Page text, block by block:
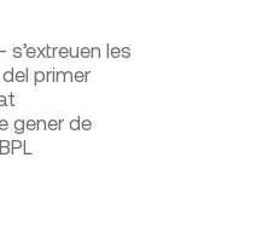
les
primer
gener de